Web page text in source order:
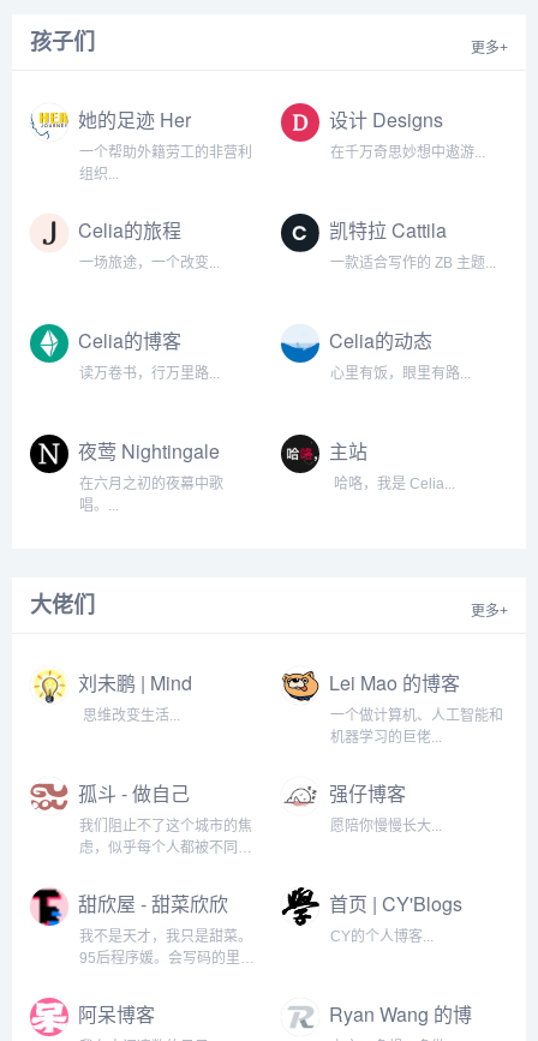
孩子们 更多+
她的足迹 Her
Journey
一个帮助外籍劳工的非营利
组织...
设计 Designs
在千万奇思妙想中遨游...
Celia的旅程
一场旅途，一个改变...
凯特拉 Cattila
一款适合写作的 ZB 主题...
Celia的博客
读万卷书，行万里路...
Celia的动态
心里有饭，眼里有路...
夜莺 Nightingale
在六月之初的夜幕中歌
唱。...
主站
Becomingcelia
哈咯，我是 Celia...
大佬们 更多+
刘未鹏 | Mind
Hacks
思维改变生活...
Lei Mao 的博客
一个做计算机、人工智能和
机器学习的巨佬...
孤斗 - 做自己
我们阻止不了这个城市的焦
虑，似乎每个人都被不同的
怕自己做的不完美，最后习
惯了自己也变成一种习
惯。...
强仔博客
愿陪你慢慢长大...
甜欣屋 - 甜菜欣欣
个人小站
我不是天才，我只是甜菜。
95后程序媛。会写码的里面
了些名校还是学渣。爱笑，
吃货，一激动就分不清左
首页 | CY'Blogs
CY的个人博客...
阿呆博客
Ryan Wang 的博